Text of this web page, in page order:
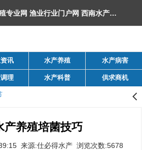
西南渔业网 水产养殖专业网 渔业行业门户网 ​西南水产网 丰祥渔业网 永川水花网，欢迎光临！
讯 水产养殖 水产病害
理 水产科普 供求商机
󰊒
产养殖培菌技巧
来源:仕必得水产 浏览次数:5678